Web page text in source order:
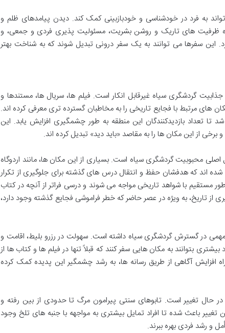
به فرد در خودشناسی و خودبازبینی کمک کند. دیدن پیامدهای ظلم و
ظرفیت های تاریک و روشن بشریت، مسئولیت پذیری فردی و جمعی، و
این سفرها می توانند به یک سفر درونی تبدیل شوند که به شناخت بهتر
گردشگری سیاه غیرقابل انکار است. فیلم ها، سریال ها، مستندها و
های مرتبط با فجایع تاریخی را به مخاطبان گسترده تری معرفی کرده اند.
تا تعداد بازدیدکنندگان این منطقه به طور چشمگیری افزایش یابد. این
از این مکان ها را به مقاصد «باید دید» تبدیل کرده اند.
محبوبیت گردشگری سیاه است. بسیاری از این مکان ها، مانند اردوگاه
اند که هدفشان حفظ و انتقال درس های گذشته برای جلوگیری از تکرار
طور مستقیم با شواهد تاریخی مواجه می شوند و درسی فراتر از آنچه در کتاب
از تاریخ، به ویژه در عصر حاضر که خطر فراموشی فجایع گذشته وجود دارد،
در گسترش گردشگری سیاه داشته است. سهولت در رزرو بلیط، اقامت و
بتوانند به مکان هایی سفر کنند که قبلاً تنها در فیلم ها و کتاب ها از
افزایش آگاهی از طریق رسانه ها، به رشد چشمگیر این پدیده کمک کرده
تغییر است. تابوهای سنتی پیرامون مرگ تا حدودی از بین رفته و
باعث شده تا افراد تمایل بیشتری به مواجهه با جنبه های تلخ وجود
و رشد فردی بهره ببرند.